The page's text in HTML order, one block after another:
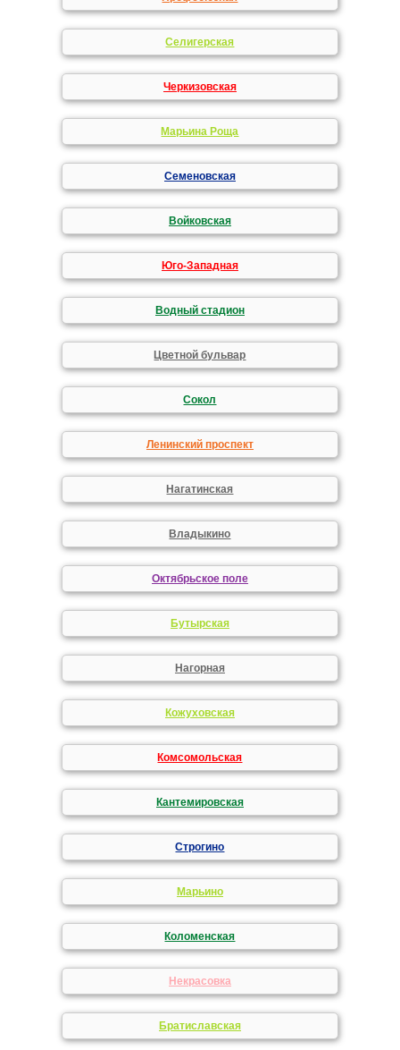
Селигерская
Черкизовская
Марьина Роща
Семеновская
Войковская
Юго-Западная
Водный стадион
Цветной бульвар
Сокол
Ленинский проспект
Нагатинская
Владыкино
Октябрьское поле
Бутырская
Нагорная
Кожуховская
Комсомольская
Кантемировская
Строгино
Марьино
Коломенская
Некрасовка
Братиславская